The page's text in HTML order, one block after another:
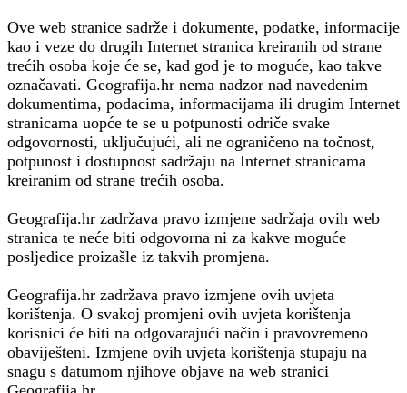
Ove web stranice sadrže i dokumente, podatke, informacije
kao i veze do drugih Internet stranica kreiranih od strane
trećih osoba koje će se, kad god je to moguće, kao takve
označavati. Geografija.hr nema nadzor nad navedenim
dokumentima, podacima, informacijama ili drugim Internet
stranicama uopće te se u potpunosti odriče svake
odgovornosti, uključujući, ali ne ograničeno na točnost,
potpunost i dostupnost sadržaju na Internet stranicama
kreiranim od strane trećih osoba.
Geografija.hr zadržava pravo izmjene sadržaja ovih web
stranica te neće biti odgovorna ni za kakve moguće
posljedice proizašle iz takvih promjena.
Geografija.hr zadržava pravo izmjene ovih uvjeta
korištenja. O svakoj promjeni ovih uvjeta korištenja
korisnici će biti na odgovarajući način i pravovremeno
obaviješteni. Izmjene ovih uvjeta korištenja stupaju na
snagu s datumom njihove objave na web stranici